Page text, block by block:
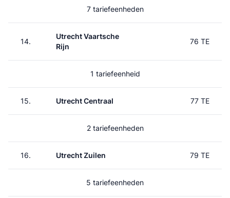
7 tariefeenheden
14.
Utrecht Vaartsche
Rijn
76 TE
1 tariefeenheid
15. Utrecht Centraal 77 TE
2 tariefeenheden
16. Utrecht Zuilen 79 TE
5 tariefeenheden